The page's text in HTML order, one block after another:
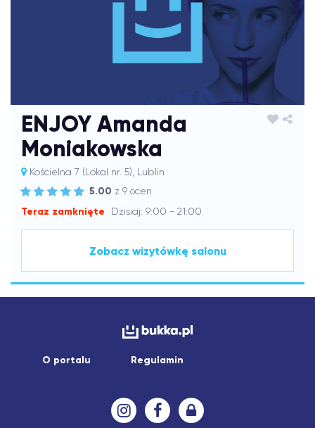
ENJOY Amanda
Moniakowska
Kościelna 7 (Lokal nr. 5), Lublin
5.00 z 9 ocen
Teraz zamknięte Dzisiaj: 9:00 - 21:00
Zobacz wizytówkę salonu
O portalu Regulamin